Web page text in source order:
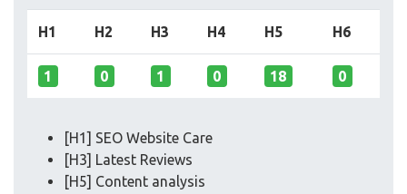
H1 H2 H3 H4 H5 H6
1 0 1 0 18 0
[H1] SEO Website Care
[H3] Latest Reviews
[H5] Content analysis